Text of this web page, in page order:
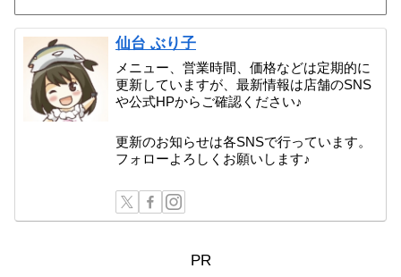
仙台 ぶり子
メニュー、営業時間、価格などは定期的に
更新していますが、最新情報は店舗のSNS
や公式HPからご確認ください♪
更新のお知らせは各SNSで行っています。
フォローよろしくお願いします♪
PR